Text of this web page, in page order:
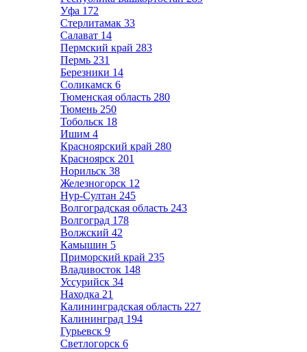
Уфа 172
Стерлитамак 33
Салават 14
Пермский край 283
Пермь 231
Березники 14
Соликамск 6
Тюменская область 280
Тюмень 250
Тобольск 18
Ишим 4
Красноярский край 280
Красноярск 201
Норильск 38
Железногорск 12
Нур-Султан 245
Волгоградская область 243
Волгоград 178
Волжский 42
Камышин 5
Приморский край 235
Владивосток 148
Уссурийск 34
Находка 21
Калининградская область 227
Калининград 194
Гурьевск 9
Светлогорск 6